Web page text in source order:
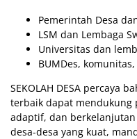
Pemerintah Desa
LSM dan Lembaga
Universitas dan
BUMDes,
SEKOLAH DESA percaya
terbaik dapat mendukung
adaptif, dan
desa-desa yang kuat,